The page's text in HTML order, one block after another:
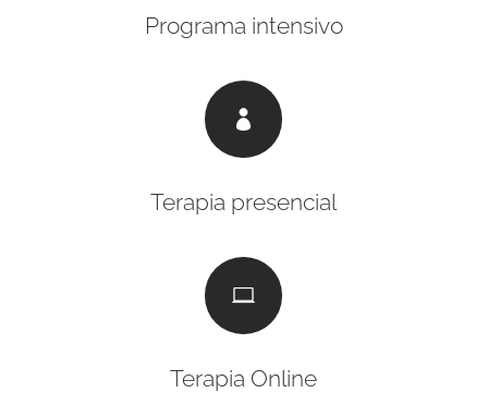
Programa intensivo

Terapia presencial

Terapia Online